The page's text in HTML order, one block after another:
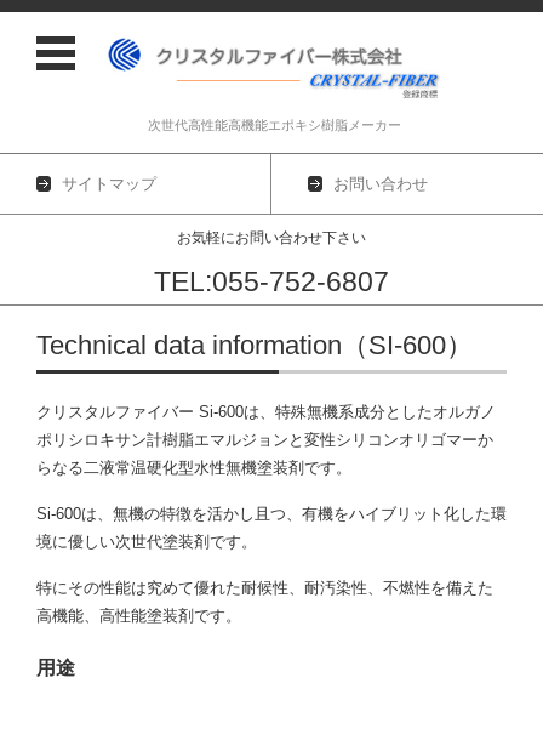
次世代高性能高機能エポキシ樹脂メーカー
サイトマップ お問い合わせ
お気軽にお問い合わせ下さい
TEL:055-752-6807
コンテンツに移動
Technical data information（SI-600）
クリスタルファイバー Si-600は、特殊無機系成分としたオルガノ
ポリシロキサン計樹脂エマルジョンと変性シリコンオリゴマーか
らなる二液常温硬化型水性無機塗装剤です。
Si-600は、無機の特徴を活かし且つ、有機をハイブリット化した環
境に優しい次世代塗装剤です。
特にその性能は究めて優れた耐候性、耐汚染性、不燃性を備えた
高機能、高性能塗装剤です。
用途